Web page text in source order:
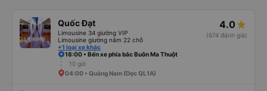
Quốc Đạt
Limousine 34 giường VIP
Limousine giường nằm 22 chỗ
+1 loại xe khác
4.0
(674 đánh giá)
18:00 • Bến xe phía bắc Buôn Ma Thuột
10 giờ
04:00 • Quảng Nam (Dọc QL1A)